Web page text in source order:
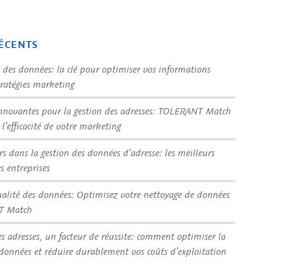
des données: la clé pour optimiser vos informations
marketing
pour la gestion des adresses: TOLERANT Match
de votre marketing
dans la gestion des données d’adresse: les meilleurs
entreprises
des données: Optimisez votre nettoyage de données
Match
adresses, un facteur de réussite: comment optimiser la
et réduire durablement vos coûts d’exploitation